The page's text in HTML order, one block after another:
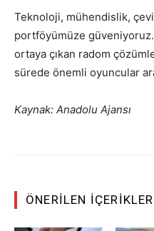
Teknoloji, mühendislik,
portföyümüze
ortaya çıkan radom
sürede önemli oyuncular
Kaynak: Anadolu Ajansı
ÖNERILEN İÇERIKLER